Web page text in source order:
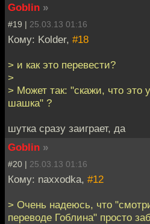
Goblin »
#19 | 25.03.13 01:16
Кому: Kolder, #18
> и как это перевести?
>
> Может так: "скажи, что это
шашка" ?
шутка сразу заиграет, да
Goblin »
#20 | 25.03.13 01:16
Кому: naxxodka, #12
> Очень надеюсь, что
переводе Гоблина" просто